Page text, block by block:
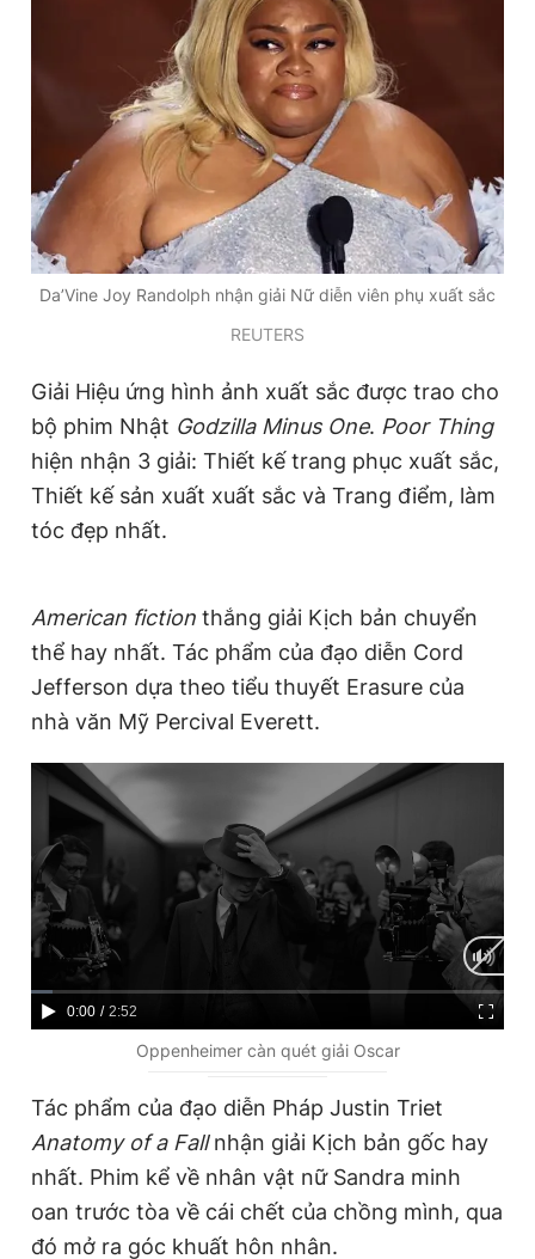
Quảng cáo RSS Tòa soạn
Tổng biên tập: Nguyễn Ngọc Toàn
Phó tổng biên tập thường trực: Hải Thành
Phó tổng biên tập: Lâm Hiếu Dũng
Phó tổng biên tập: Trần Việt Hưng
Tổng thư ký tòa soạn: Đức Trung
Giấy phép xuất bản số 110/GP - BTTTT cấp ngày 24.3.2020
© 2003-2026 Bản quyền thuộc về Báo Thanh Niên. Cấm sao
chép dưới mọi hình thức nếu không có sự chấp thuận bằng văn
bản. Phát triển bởi ePi Technologies, JSC.
Da’Vine Joy Randolph nhận giải Nữ diễn viên phụ xuất sắc
REUTERS
Giải Hiệu ứng hình ảnh xuất sắc được trao cho
bộ phim Nhật Godzilla Minus One. Poor Thing
hiện nhận 3 giải: Thiết kế trang phục xuất sắc,
Thiết kế sản xuất xuất sắc và Trang điểm, làm
tóc đẹp nhất.
American fiction thắng giải Kịch bản chuyển
thể hay nhất. Tác phẩm của đạo diễn Cord
Jefferson dựa theo tiểu thuyết Erasure của
nhà văn Mỹ Percival Everett.
C
e
0:00 / D
a
t
2:52
Oppenheimer càn quét giải Oscar
Tác phẩm của đạo diễn Pháp Justin Triet
Anatomy of a Fallnhận giải Kịch bản gốc hay
nhất. Phim kể về nhân vật nữ Sandra minh
oan trước tòa về cái chết của chồng mình, qua
đó mở ra góc khuất hôn nhân.